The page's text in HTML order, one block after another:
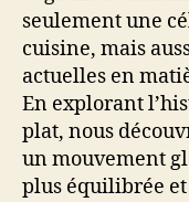
seulement une
cuisine, mais
actuelles en
En explorant
plat, nous
un mouvement
plus équilibrée et